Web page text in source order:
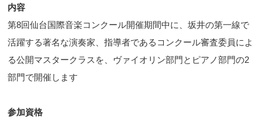
内容
第8回仙台国際音楽コンクール開催期間中に、坂井の第一線で
活躍する著名な演奏家、指導者であるコンクール審査委員によ
る公開マスタークラスを、ヴァイオリン部門とピアノ部門の2
部門で開催します
参加資格